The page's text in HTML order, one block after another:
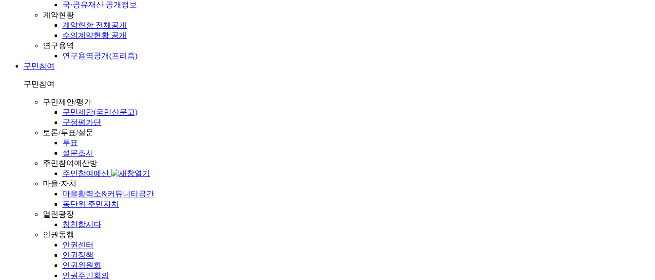
국·공유재산 공개정보
계약현황
계약현황 전체공개
수의계약현황 공개
연구용역
연구용역공개(프리즘)
구민참여
구민참여
구민제안/평가
구민제안(국민신문고)
구정평가단
토론/투표/설문
투표
설문조사
주민참여예산방
주민참여예산
마을·자치
마을활력소&커뮤니티공간
동단위 주민자치
열린광장
칭찬합시다
인권동행
인권센터
인권정책
인권위원회
인권주민회의